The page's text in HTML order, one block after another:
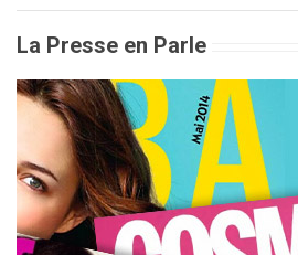
La Presse en Parle